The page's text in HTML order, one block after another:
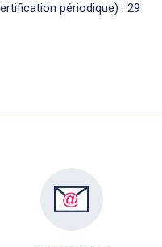
périodique) : 29